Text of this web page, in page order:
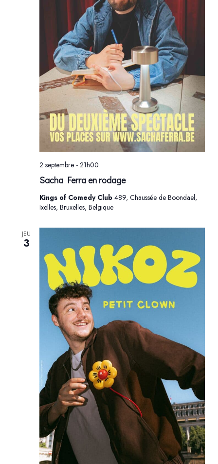
Sacha Ferra en rodage
2 septembre - 21h00
Kings of Comedy Club 489, Chaussée de Boondael,
Ixelles, Bruxelles, Belgique
JEU
3